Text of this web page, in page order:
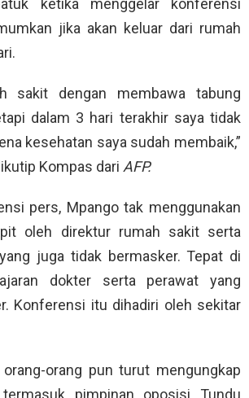
ketika menggelar konferensi
jika akan keluar dari rumah
sakit dengan membawa tabung
dalam 3 hari terakhir saya tidak
kesehatan saya sudah membaik,”
Kompas dari AFP.
pers, Mpango tak menggunakan
oleh direktur rumah sakit serta
juga tidak bermasker. Tepat di
dokter serta perawat yang
Konferensi itu dihadiri oleh sekitar
orang pun turut mengungkap